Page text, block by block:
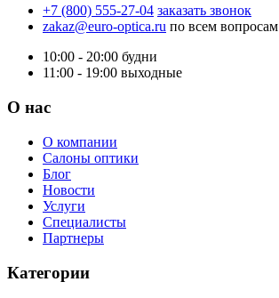
+7 (800) 555-27-04 заказать звонок
zakaz@euro-optica.ru по всем вопросам
10:00 - 20:00 будни
11:00 - 19:00 выходные
О нас
О компании
Салоны оптики
Блог
Новости
Услуги
Специалисты
Партнеры
Категории